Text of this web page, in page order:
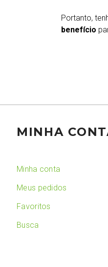
Portanto,
benefício
MINHA
Minha conta
Meus pedidos
Favoritos
Busca